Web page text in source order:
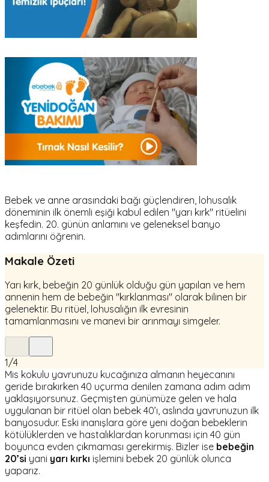
Bebek ve anne arasındaki bağı güçlendiren, lohusalık
döneminin ilk önemli eşiği kabul edilen "yarı kırk" ritüelini
keşfedin. 20. günün anlamını ve geleneksel banyo
adımlarını öğrenin.
Makale Özeti
Yarı kırk, bebeğin 20 günlük olduğu gün yapılan ve hem
annenin hem de bebeğin "kırklanması" olarak bilinen bir
gelenektir. Bu ritüel, lohusalığın ilk evresinin
tamamlanmasını ve manevi bir arınmayı simgeler.
1/4
Mis kokulu yavrunuzu kucağınıza almanın heyecanını
geride bırakırken 40 uçurma denilen zamana adım adım
yaklaşıyorsunuz. Geçmişten günümüze gelen ve hala
uygulanan bir ritüel olan bebek 40’ı, aslında yavrunuzun ilk
banyosudur. Eski inanışlara göre yeni doğan bebeklerin
kötülüklerden ve hastalıklardan korunması için 40 gün
boyunca evden çıkmaması gerekirmiş. Bizler ise bebeğin
20’si yani yarı kırkı işlemini bebek 20 günlük olunca
yaparız.